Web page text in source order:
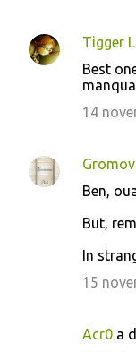
Tigger
Best
14
Ben,
But,
In
15
Acr0 a